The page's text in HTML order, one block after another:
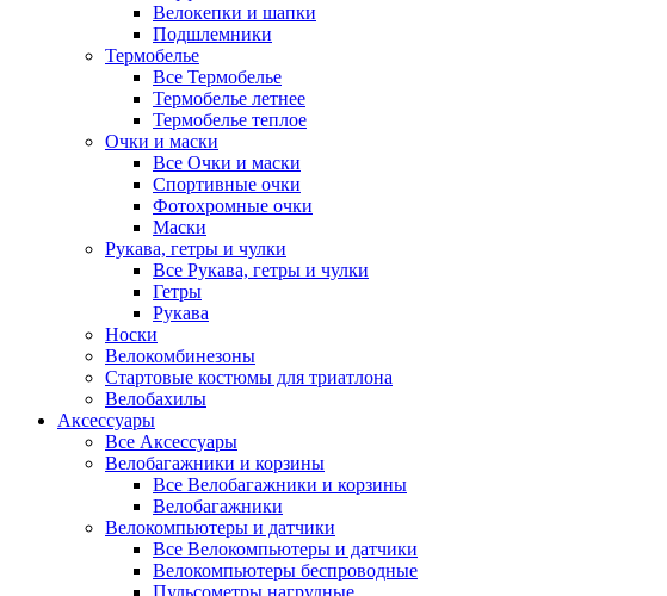
Велокепки и шапки
Подшлемники
Термобелье
Все Термобелье
Термобелье летнее
Термобелье теплое
Очки и маски
Все Очки и маски
Спортивные очки
Фотохромные очки
Маски
Рукава, гетры и чулки
Все Рукава, гетры и чулки
Гетры
Рукава
Носки
Велокомбинезоны
Стартовые костюмы для триатлона
Велобахилы
Аксессуары
Все Аксессуары
Велобагажники и корзины
Все Велобагажники и корзины
Велобагажники
Велокомпьютеры и датчики
Все Велокомпьютеры и датчики
Велокомпьютеры беспроводные
Пульсометры нагрудные